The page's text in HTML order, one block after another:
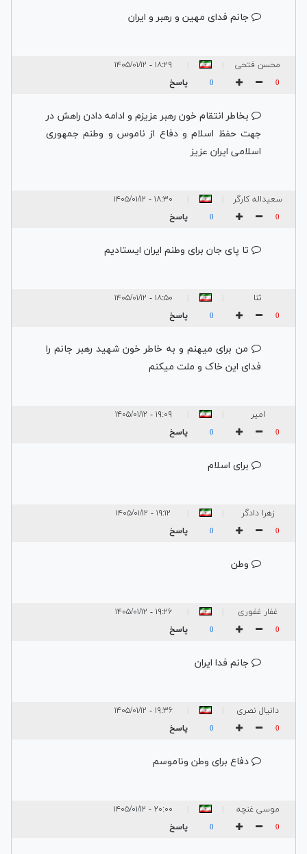
جانم فدای مهین و رهبر و ایران
محسن فتحی ۱۸:۲۹ - ۱۴۰۵/۰۱/۱۲
0
0 پاسخ
بخاطر انتقام خون رهبر عزیزم و ادامه دادن راهش در
جهت حفظ اسلام و دفاع از ناموس و وطنم جمهوری
اسلامی ایران عزیز
سعیداله کارگر
کله گر
۱۸:۳۰ - ۱۴۰۵/۰۱/۱۲
0
0 پاسخ
تا پای جان برای وطنم ایران ایستادیم
ثنا ۱۸:۵۰ - ۱۴۰۵/۰۱/۱۲
0
0 پاسخ
من برای میهنم و به خاطر خون شهید رهبر جانم را
فدای این خاک و ملت میکنم
امیر ۱۹:۰۹ - ۱۴۰۵/۰۱/۱۲
0
0 پاسخ
برای اسلام
زهرا دادگر ۱۹:۱۲ - ۱۴۰۵/۰۱/۱۲
0
0 پاسخ
وطن
غفار غفوری ۱۹:۲۶ - ۱۴۰۵/۰۱/۱۲
0
0 پاسخ
جانم فدا ایران
دانیال نصری ۱۹:۳۶ - ۱۴۰۵/۰۱/۱۲
0
0 پاسخ
دفاع برای وطن وناموسم
موسی غنچه
سفیدی
۲۰:۰۰ - ۱۴۰۵/۰۱/۱۲
0
0 پاسخ